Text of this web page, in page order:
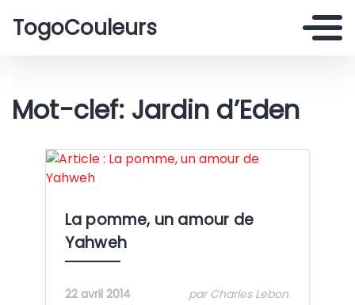
TogoCouleurs
Mot-clef: Jardin d’Eden
La pomme, un amour de
Yahweh
22 avril 2014 par Charles Lebon